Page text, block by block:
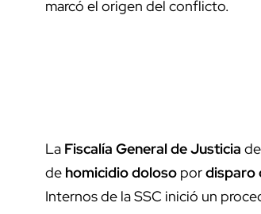
marcó el origen del conflicto.
La Fiscalía General de Justicia
de homicidio doloso pordisparo
Internos de la SSC inició un